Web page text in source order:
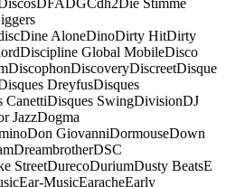
DFADGCdh2Die Stimme
Dine AloneDinoDirty HitDirty
Discipline Global MobileDisco
DiscophonDiscoveryDiscreetDisque
DreyfusDisques
CanettiDisques SwingDivisionDJ
JazzDogma
Don GiovanniDormouseDown
DreambrotherDSC
StreetDurecoDuriumDusty BeatsE
Ear-MusicEaracheEarly